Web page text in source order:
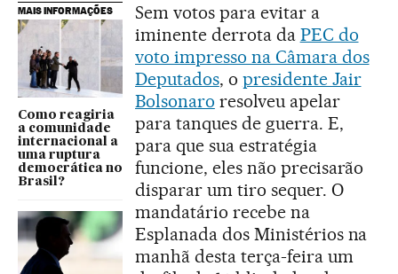
MAIS INFORMAÇÕES
Como reagiria
a comunidade
internacional a
uma ruptura
democrática no
Brasil?
Sem votos para evitar a
iminente derrota da PEC do
voto impresso na Câmara dos
Deputados, o presidente Jair
Bolsonaro resolveu apelar
para tanques de guerra. E,
para que sua estratégia
funcione, eles não precisarão
disparar um tiro sequer. O
mandatário recebe na
Esplanada dos Ministérios na
manhã desta terça-feira um